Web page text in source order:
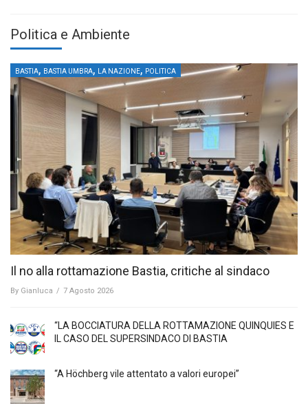
Politica e Ambiente
BASTIA, BASTIA UMBRA, LA NAZIONE, POLITICA
Il no alla rottamazione Bastia, critiche al sindaco
By Gianluca / 7 Agosto 2026
“LA BOCCIATURA DELLA ROTTAMAZIONE QUINQUIES E
IL CASO DEL SUPERSINDACO DI BASTIA
“A Höchberg vile attentato a valori europei”